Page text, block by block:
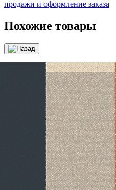
продажи и оформление заказа
Похожие товары